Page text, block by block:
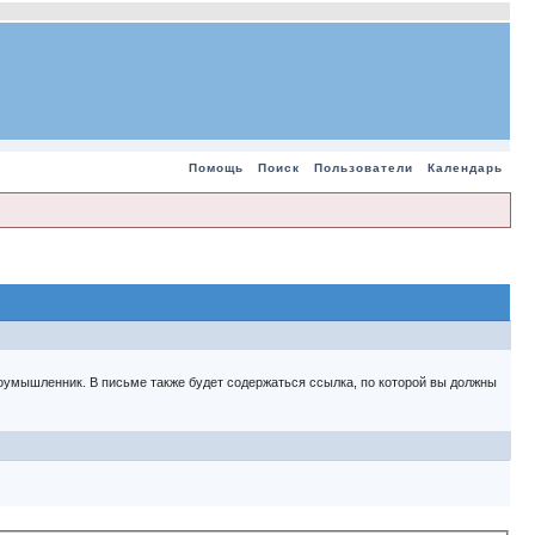
Помощь Поиск Пользователи Календарь
В письме также будет содержаться ссылка, по которой вы должны